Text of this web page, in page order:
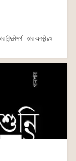
বিন্দুবিসর্গ—তার একবিন্দুও